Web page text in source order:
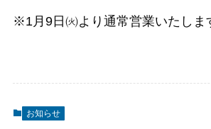
※1月9日㈫より通常営業いたしま
お知らせ